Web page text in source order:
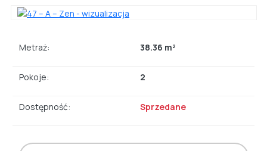
Metraż: 38.36 m²
Pokoje: 2
Dostępność: Sprzedane